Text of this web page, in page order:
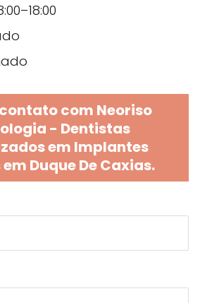
com Neoriso
- Dentistas
em Implantes
Duque De Caxias.